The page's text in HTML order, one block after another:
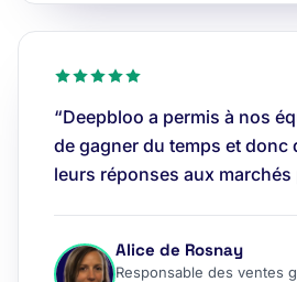
“Deepbloo a permis à nos
de gagner du temps et donc
leurs réponses aux marchés
Alice de Rosnay